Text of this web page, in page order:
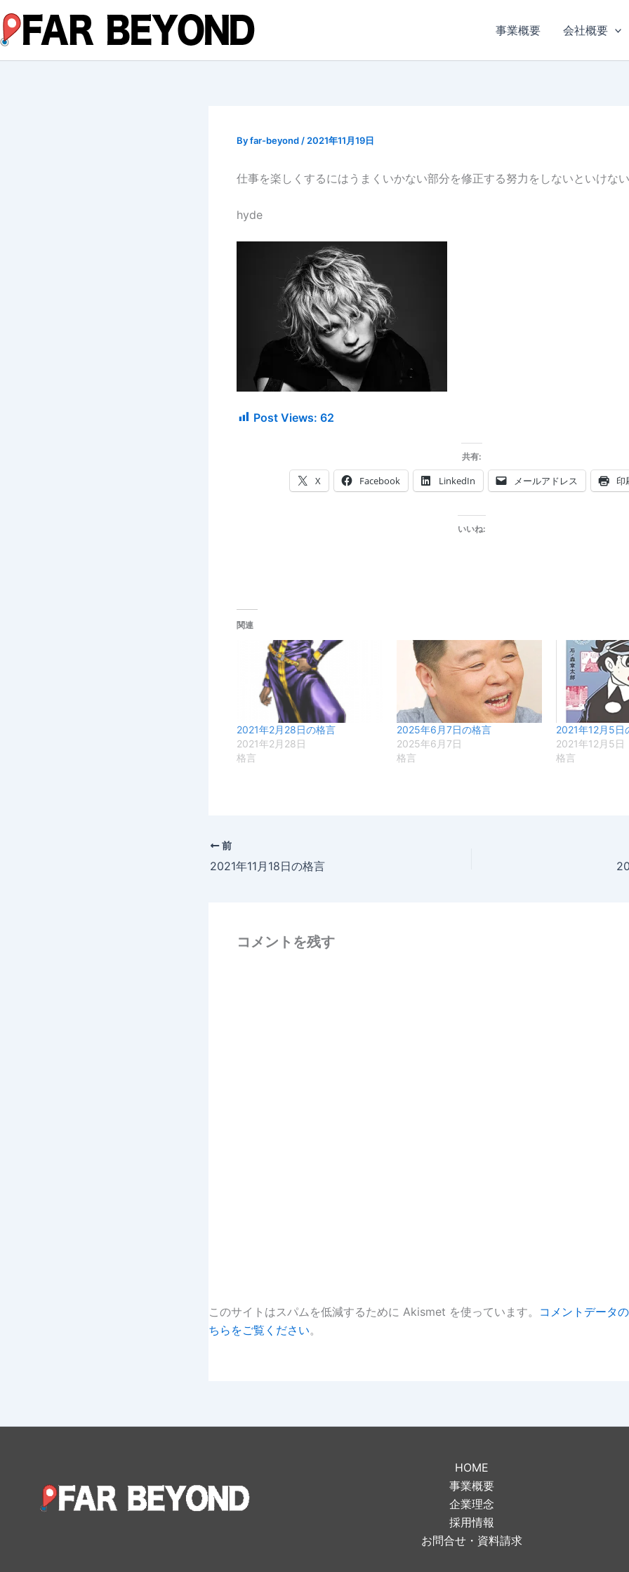
容
を
ス
事業概要 会社概要
Byfar-beyond / 2021年11月19日
仕事を楽しくするにはうまくいかない部分を修正する努力をしないといけな
hyde
Post Views: 62
共有:
X Facebook LinkedIn メールアドレス 印
いいね:
関連
2021年2月28日の格言
2021年2月28日
格言
2025年6月7日の格言
2025年6月7日
格言
2021年12月5日
2021年12月5日
格言
前
2021年11月18日の格言
コメントを残す
このサイトはスパムを低減するために Akismet を使っています。 コメントデータ
ちらをご覧ください。
HOME
事業概要
企業理念
採用情報
お問合せ・資料請求